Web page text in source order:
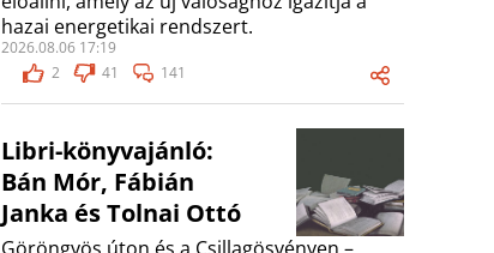
hazai energetikai rendszert.
2026.08.06 17:19
2
41 141
Libri-könyvajánló:
Bán Mór, Fábián
Janka és Tolnai Ottó